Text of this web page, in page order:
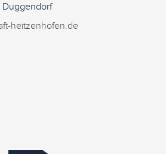
Duggendorf
heitzenhofen.de